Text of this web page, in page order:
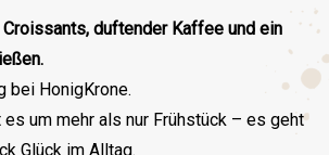
duftender Kaffee und ein
bei HonigKrone.
um mehr als nur Frühstück – es geht
Glück im Alltag.